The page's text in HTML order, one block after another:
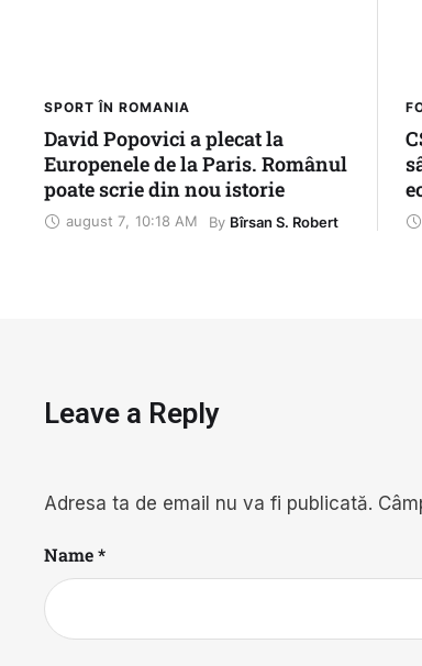
SPORT ÎN ROMANIA
David Popovici a plecat la
Europenele de la Paris. Românul
poate scrie din nou istorie
august 7, 10:18 AM By Bîrsan S. Robert
Leave a Reply
Adresa ta de email nu va fi publicată.
Name *